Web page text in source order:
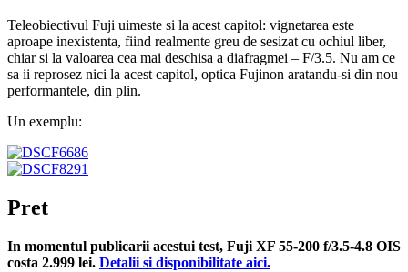
Teleobiectivul Fuji uimeste si la acest capitol: vignetarea este
aproape inexistenta, fiind realmente greu de sesizat cu ochiul liber,
chiar si la valoarea cea mai deschisa a diafragmei – F/3.5. Nu am ce
sa ii reprosez nici la acest capitol, optica Fujinon aratandu-si din nou
performantele, din plin.
Un exemplu:
Pret
In momentul publicarii acestui test, Fuji XF 55-200 f/3.5-4.8 OIS
costa 2.999 lei. Detalii si disponibilitate aici.